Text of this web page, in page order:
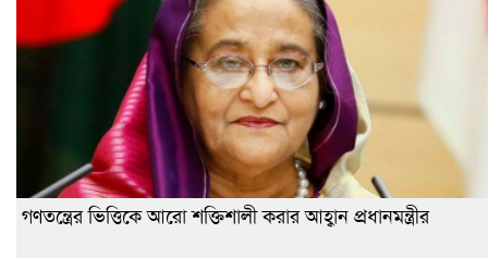
গণতন্ত্রের ভিত্তিকে আরো শক্তিশালী করার আহ্বান প্রধানমন্ত্রীর